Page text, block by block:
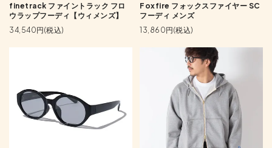
finetrack ファイントラック フロ
ウラップフーディ【ウィメンズ】
34,540円(税込)
Foxfire フォックスファイヤー SC
フーディ メンズ
13,860円(税込)